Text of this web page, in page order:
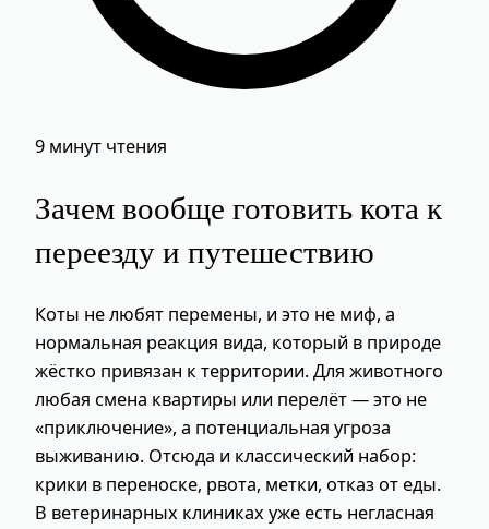
9 минут чтения
Зачем вообще готовить кота к
переезду и путешествию
Коты не любят перемены, и это не миф, а
нормальная реакция вида, который в природе
жёстко привязан к территории. Для животного
любая смена квартиры или перелёт — это не
«приключение», а потенциальная угроза
выживанию. Отсюда и классический набор:
крики в переноске, рвота, метки, отказ от еды.
В ветеринарных клиниках уже есть негласная